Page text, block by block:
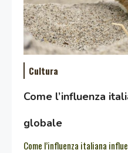
Cultura
Come l’influenza
globale
Come l’influenza italiana